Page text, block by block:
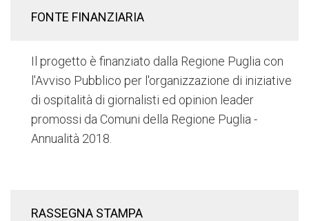
FONTE FINANZIARIA
Il progetto è finanziato dalla Regione Puglia con
l'Avviso Pubblico per l'organizzazione di iniziative
di ospitalità di giornalisti ed opinion leader
promossi da Comuni della Regione Puglia -
Annualità 2018.
RASSEGNA STAMPA